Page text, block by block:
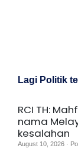
Lagi Politik
RCI TH:
nama
kesalahan
August 10, 2026 ·